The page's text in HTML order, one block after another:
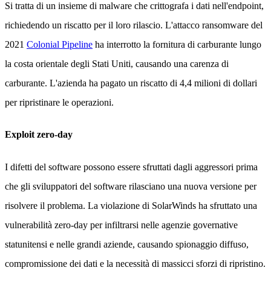
Si tratta di un insieme di malware che crittografa i dati nell'endpoint,
richiedendo un riscatto per il loro rilascio. L'attacco ransomware del
2021 Colonial Pipeline ha interrotto la fornitura di carburante lungo
la costa orientale degli Stati Uniti, causando una carenza di
carburante. L'azienda ha pagato un riscatto di 4,4 milioni di dollari
per ripristinare le operazioni.
Exploit zero-day
I difetti del software possono essere sfruttati dagli aggressori prima
che gli sviluppatori del software rilasciano una nuova versione per
risolvere il problema. La violazione di SolarWinds ha sfruttato una
vulnerabilità zero-day per infiltrarsi nelle agenzie governative
statunitensi e nelle grandi aziende, causando spionaggio diffuso,
compromissione dei dati e la necessità di massicci sforzi di ripristino.